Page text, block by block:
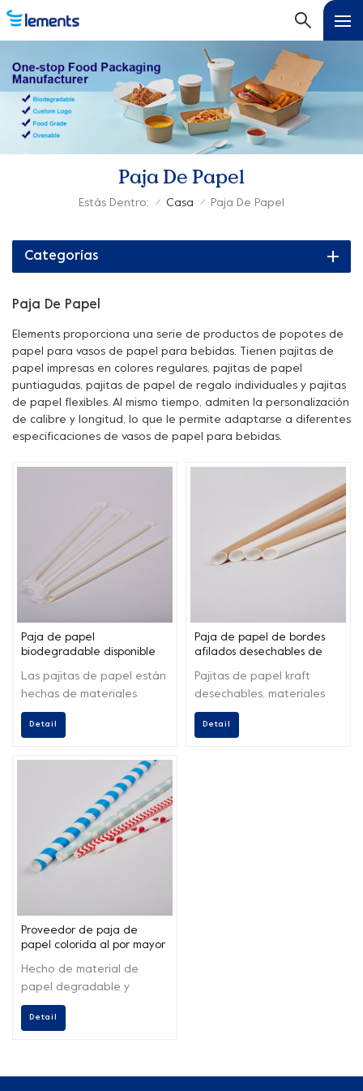
Paja De Papel
Estás Dentro: / Casa / Paja De Papel
Categorías
Paja De Papel
Elements proporciona una serie de productos de popotes de
papel para vasos de papel para bebidas. Tienen pajitas de
papel impresas en colores regulares, pajitas de papel
puntiagudas, pajitas de papel de regalo individuales y pajitas
de papel flexibles. Al mismo tiempo, admiten la personalización
de calibre y longitud, lo que le permite adaptarse a diferentes
especificaciones de vasos de papel para bebidas.
Paja de papel
biodegradable disponible
de la categoría alimenticia
Las pajitas de papel están
hechas de materiales
biodegradables aptos
para uso alimentario y
puntiagurse, doblarse e
imprimirse individualmente
en colores normales.
Detail
Paja de papel de bordes
afilados desechables de
liso Kraft de tamaño
personalizado
Pajitas de papel kraft
desechables, materiales
100% aptos para uso
alimentario, respetuosas
Detail
Proveedor de paja de
papel colorida al por mayor
Hecho de material de
papel degradable y
respetuoso con el medio
ambiente, acepta
de calidad alimentaria,
Detail